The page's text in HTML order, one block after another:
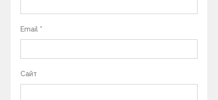
Email *
Сайт